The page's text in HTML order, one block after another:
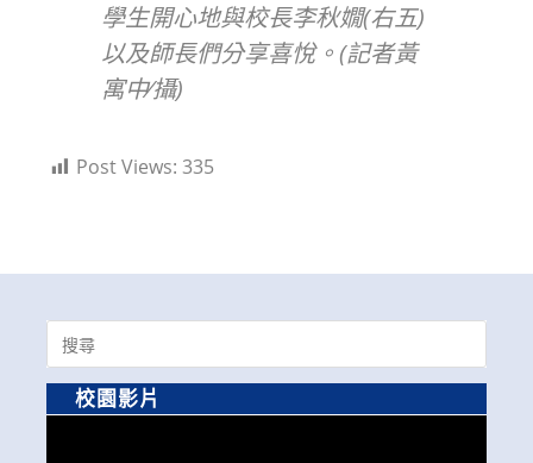
學生開心地與校長李秋嫺(右五)
以及師長們分享喜悅。(記者黃
寓中∕攝)
Post Views: 335
Search
for:
校園影片